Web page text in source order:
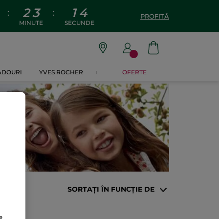
: 23
MINUTE
: 1 3
SECUNDE
PROFITĂ
YVES ROCHER OFERTE
SORTAȚI ÎN FUNCȚIE DE